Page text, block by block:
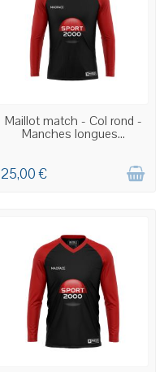
COMMANDE PERSONNALISÉE
Maillot match - Col rond -
Manches longues...
25,00 €